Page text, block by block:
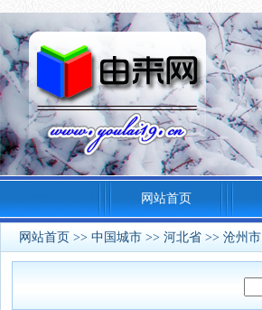
网站首页
网站首页 >> 中国城市 >> 河北省 >> 沧州市